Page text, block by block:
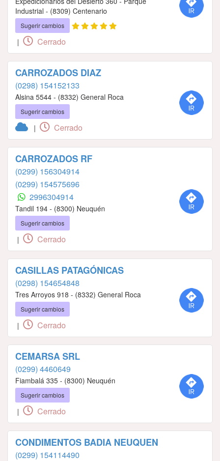
Industrial - (8309) Centenario
Sugerir cambios
| Cerrado
CARROZADOS DIAZ
(0298) 154152133
Alsina 5544 - (8332) General Roca
Sugerir cambios
| Cerrado
CARROZADOS RF
(0299) 156304914
(0299) 154575696
2996304914
Tandil 194 - (8300) Neuquén
Sugerir cambios
| Cerrado
CASILLAS PATAGÓNICAS
(0298) 154654848
Tres Arroyos 918 - (8332) General Roca
Sugerir cambios
| Cerrado
CEMARSA SRL
(0299) 4460649
Fiambalá 335 - (8300) Neuquén
Sugerir cambios
| Cerrado
CONDIMENTOS BADIA NEUQUEN
(0299) 154114490